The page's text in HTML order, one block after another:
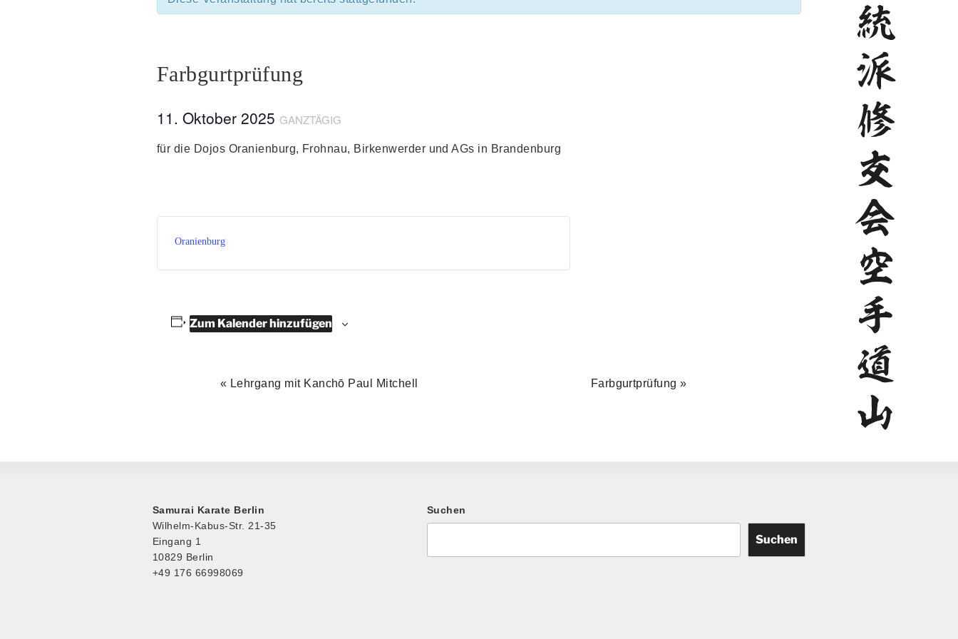
Farbgurtprüfung
11. Oktober 2025 GANZTÄGIG
für die Dojos Oranienburg, Frohnau, Birkenwerder und AGs in Brandenburg
Oranienburg
Zum Kalender hinzufügen
t
a
l
t
« Lehrgang mit Kanchō Paul Mitchell Farbgurtprüfung»
Samurai Karate Berlin
Wilhelm-Kabus-Str. 21-35
Eingang 1
10829 Berlin
+49 176 66998069
Suchen
Suchen